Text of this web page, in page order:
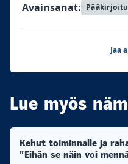
Avainsanat:
Jaa
Lue myös
Kehut toiminnalle ja
”Eihän se näin voi